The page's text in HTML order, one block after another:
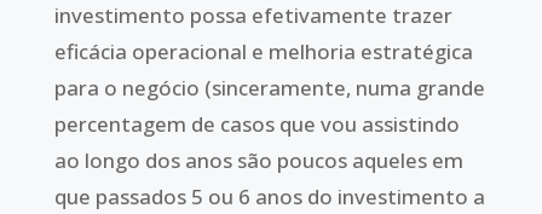
investimento possa efetivamente trazer
eficácia operacional e melhoria estratégica
para o negócio (sinceramente, numa grande
percentagem de casos que vou assistindo
ao longo dos anos são poucos aqueles em
que passados 5 ou 6 anos do investimento a